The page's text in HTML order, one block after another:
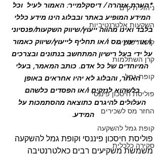
ניהול תיקים
השקעות אלטרנטיביות
קרנות פנסיה
קרן השתלמות
קופת גמל
פוליסת חיסכון פיננסי
החזר מס לשכירים
קופת גמל להשקעה
סקירה כלכלית
*הערת אזהרה / דיסקלמייר: האמור לעיל  וכל
המידע המופיע באתר ובבלוג הינו מידע כללי
בלבד ואינו מהווה ייעוץ/שיווק השקעות/פנסיוני
ו/או ייעוץ מס ו/או תחליף לייעוץ/שיווק כאמור
על ידי בעל רישיון המתחשב בנתונים ובצרכים
המיוחדים של כל אדם. כותב המאמר, בעלי
האתר, והבלוג לא יהיו אחראים באופן
כלשהוא לנזקים ו/או הפסדים כלשהם
העלולים להיגרם כתוצאה מהסתמכות על
המידע.
פוליסת חיסכון פיננסי וקופת גמל להשקעה
משמשת משקיעים רבים כאלטרנטיבה